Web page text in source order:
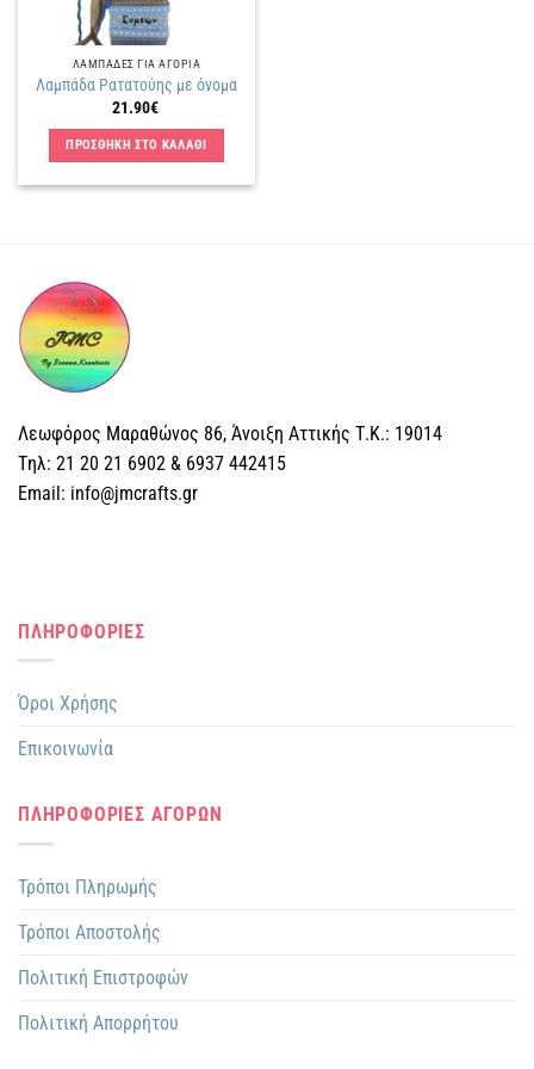
ΛΑΜΠΑΔΕΣ ΓΙΑ ΑΓΟΡΙΑ
Λαμπάδα Ρατατούης με όνομα
21.90€
ΠΡΟΣΘΗΚΗ ΣΤΟ ΚΑΛΑΘΙ
Λεωφόρος Μαραθώνος 86, Άνοιξη Αττικής Τ.Κ.: 19014
Tηλ: 21 20 21 6902 & 6937 442415
Email: info@jmcrafts.gr
ΠΛΗΡΟΦΟΡΙΕΣ
Όροι Χρήσης
Επικοινωνία
ΠΛΗΡΟΦΟΡΙΕΣ ΑΓΟΡΩΝ
Τρόποι Πληρωμής
Τρόποι Αποστολής
Πολιτική Επιστροφών
Πολιτική Απορρήτου